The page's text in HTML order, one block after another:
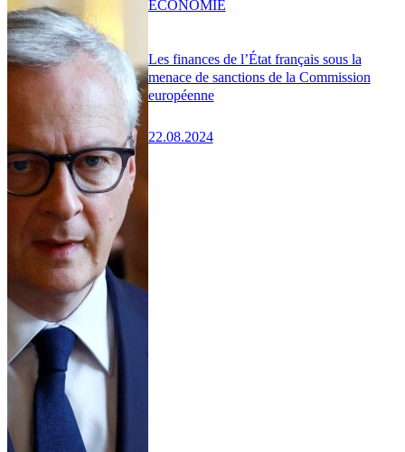
Les finances de l’État français sous la
menace de sanctions de la Commission
européenne
22.08.2024
ÉCONOMIE